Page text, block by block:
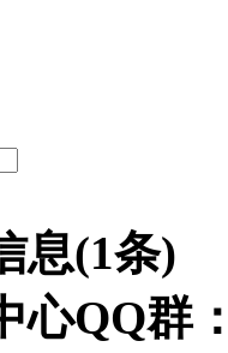
息(1条)
心QQ群